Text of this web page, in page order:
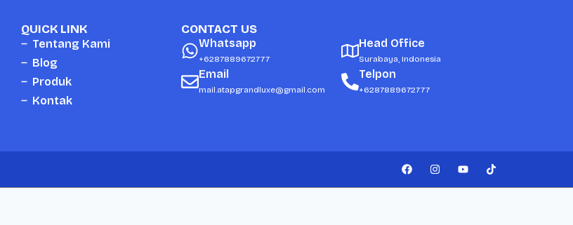
QUICK LINK
Tentang Kami
Blog
Produk
Kontak
CONTACT US
Email
mail.atapgrandluxe@gmail.com
Whatsapp
+6287889672777
Telpon
+6287889672777
Head Office
Surabaya, Indonesia